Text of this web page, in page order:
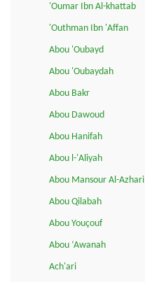
'Oumar Ibn Al-khattab
'Outhman Ibn 'Affan
Abou 'Oubayd
Abou 'Oubaydah
Abou Bakr
Abou Dawoud
Abou Hanifah
Abou l-'Aliyah
Abou Mansour Al-Azhari
Abou Qilabah
Abou Youçouf
Abou ‘Awanah
Ach'ari